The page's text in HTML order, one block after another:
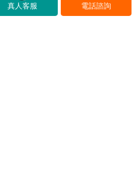
真人客服 電話諮詢